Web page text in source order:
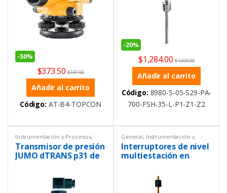
-50%
$373.50 $747.00
Añadir al carrito
Código: AT-B4-TOPCON
-20%
$1,284.00 $1,605.00
Añadir al carrito
Código: 8980-S-05-S29-PA-
700-FSH-35-L-P1-Z1-Z2
Instrumentación y Procesos,
Nivel Transmisor
Transmisor de presión
JUMO dTRANS p31 de
1½, salida de 4-20 mA.
General, Instrumentación y
Procesos Ofertas
Interruptores de nivel
multiestación en